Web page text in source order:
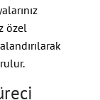
özel